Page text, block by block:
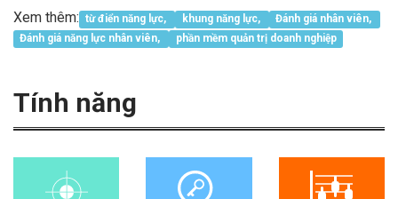
Xem thêm: từ điển năng lực, khung năng lực,
Đánh giá nhân viên,
Đánh giá năng lực nhân viên,
phần mềm quản trị doanh nghiệp
Tính năng